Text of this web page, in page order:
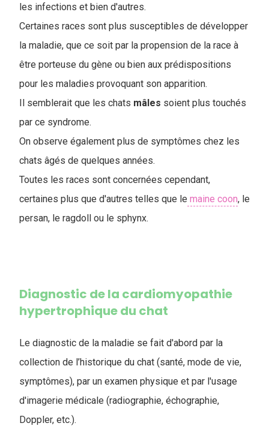
les infections et bien d'autres.
Certaines races sont plus susceptibles de développer
la maladie, que ce soit par la propension de la race à
être porteuse du gène ou bien aux prédispositions
pour les maladies provoquant son apparition.
Il semblerait que les chats mâles soient plus touchés
par ce syndrome.
On observe également plus de symptômes chez les
chats âgés de quelques années.
Toutes les races sont concernées cependant,
certaines plus que d'autres telles que le maine coon, le
persan, le ragdoll ou le sphynx.
Diagnostic de la cardiomyopathie
hypertrophique du chat
Le diagnostic de la maladie se fait d'abord par la
collection de l’historique du chat (santé, mode de vie,
symptômes), par un examen physique et par l'usage
d'imagerie médicale (radiographie, échographie,
Doppler, etc.).